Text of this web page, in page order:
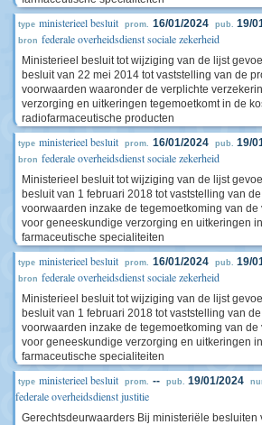
type ministerieel besluit prom. 16/01/2024 pub. 19/
bron federale overheidsdienst sociale zekerheid
Ministerieel besluit tot wijziging van de lijst
besluit van 22 mei 2014 tot vaststelling van de
voorwaarden waaronder de verplichte
verzorging en uitkeringen tegemoetkomt in de
radiofarmaceutische producten
type ministerieel besluit prom. 16/01/2024 pub. 19/
bron federale overheidsdienst sociale zekerheid
Ministerieel besluit tot wijziging van de lijst
besluit van 1 februari 2018 tot vaststelling van
voorwaarden inzake de tegemoetkoming van
voor geneeskundige verzorging en uitkeringen
farmaceutische specialiteiten
type ministerieel besluit prom. 16/01/2024 pub. 19/
bron federale overheidsdienst sociale zekerheid
Ministerieel besluit tot wijziging van de lijst
besluit van 1 februari 2018 tot vaststelling van
voorwaarden inzake de tegemoetkoming van
voor geneeskundige verzorging en uitkeringen
farmaceutische specialiteiten
type ministerieel besluit prom. -- pub. 19/01/2024
federale overheidsdienst justitie
Gerechtsdeurwaarders Bij ministeriële besluiten